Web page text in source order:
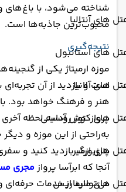
های آنتالیا
های استانبول
های آلانیا
های کوش آداسی
های ازمیر
های مارماریس
شناخته می‌شود، با باغ‌های
محبوب‌ترین جاذبه‌ها است.
نتیجه‌گیری
موزه ارمیتاژ یکی از
است و بازدید از آن
هنر و فرهنگ خواهد بود. با
پرواز، تور روسیه لحظه آخری
به‌راحتی از این موزه و
پترزبورگ بازدید کنید و
آنجا که ابرآسا پروازمجری
می‌توانید از خدمات